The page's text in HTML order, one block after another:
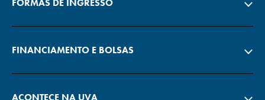
FORMAS DE INGRESSO
FINANCIAMENTO E BOLSAS
ACONTECE NA UVA